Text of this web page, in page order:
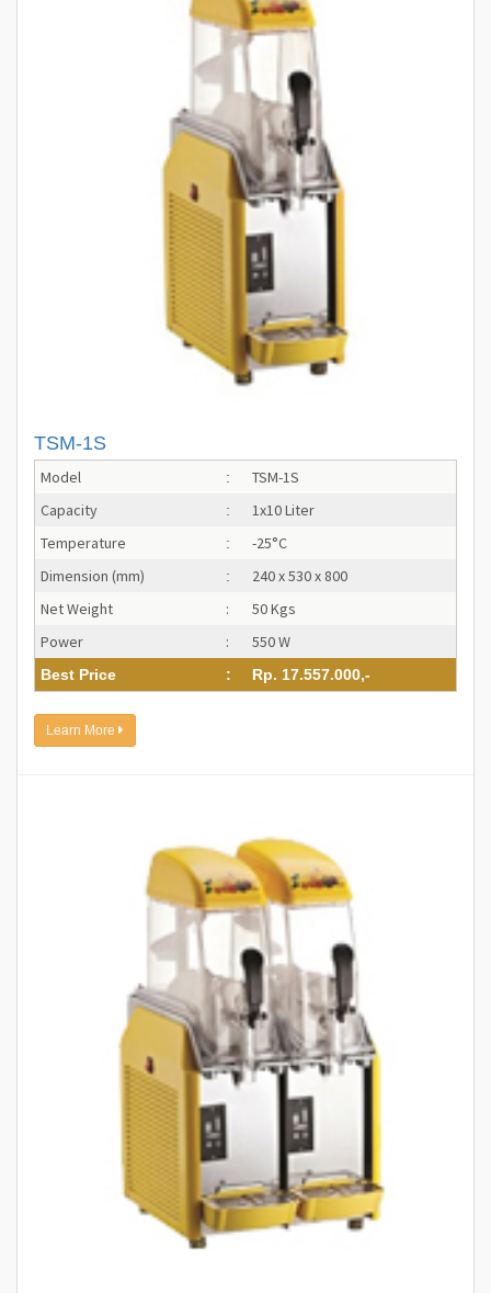
TSM-1S
Model :
TSM-1S
Capacity
:
1x10 Liter
Temperature
:
-25°C
Dimension (mm)
:
240 x 530 x 800
Net Weight
:
50 Kgs
Power
: 550 W
Best Price : Rp. 17.557.000,-
Learn More